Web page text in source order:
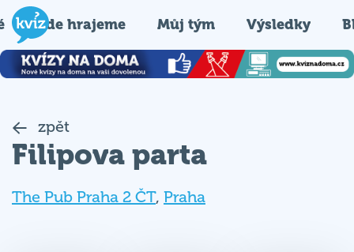
Kde hrajeme Můj tým Výsledky
zpět
Filipova parta
The Pub Praha 2 ČT, Praha